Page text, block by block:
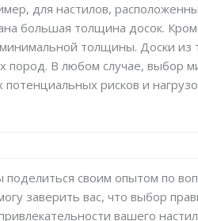
для настилов,
большая толщина досок.
толщины. Доски
пород. В любом случае, выбор
рисков и
поделиться своим опытом по
заверить вас, что выбор
вашего